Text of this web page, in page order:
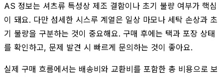
AS 정보는 셔츠류 특성상 제조 결함이나 초기 불량 여부가 핵심
이 돼요. 다만 섬세한 시스루 계열은 일상 마모나 세탁 손상과 초
기 불량을 구분하는 것이 중요해요. 구매 후에는 택과 포장 상태
를 확인하고, 문제 발견 시 빠르게 문의하는 것이 좋아요.
실제 구매 흐름에서는 배송비와 교환비를 포함한 총 비용으로 보